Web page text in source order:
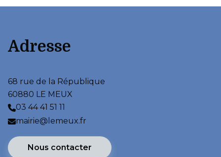
Adresse
68 rue de la République
60880 LE MEUX
03 44 41 51 11
mairie@lemeux.fr
Nous contacter